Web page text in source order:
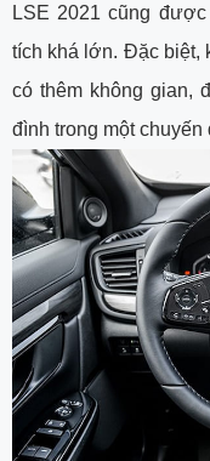
LSE 2021 cũng
tích khá lớn. Đặc biệt,
có thêm không gian,
đình trong một chuyến